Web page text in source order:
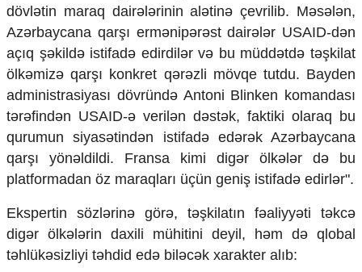
Əlaqə
Missiyamız
dövlətin maraq dairələrinin alətinə çevrilib. Məsələn,
Azərbaycana qarşı ermənipərəst dairələr USAID-dən
açıq şəkildə istifadə edirdilər və bu müddətdə təşkilat
ölkəmizə qarşı konkret qərəzli mövqe tutdu. Bayden
administrasiyası dövründə Antoni Blinken komandası
tərəfindən USAID-ə verilən dəstək, faktiki olaraq bu
qurumun siyasətindən istifadə edərək Azərbaycana
qarşı yönəldildi. Fransa kimi digər ölkələr də bu
platformadan öz maraqları üçün geniş istifadə edirlər".
Ekspertin sözlərinə görə, təşkilatın fəaliyyəti təkcə
digər ölkələrin daxili mühitini deyil, həm də qlobal
təhlükəsizliyi təhdid edə biləcək xarakter alıb: